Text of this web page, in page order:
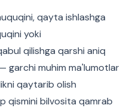
qayta ishlashga
yoki
qilishga qarshi aniq
garchi muhim ma'lumotlar
qaytarib olish
qismini bilvosita qamrab